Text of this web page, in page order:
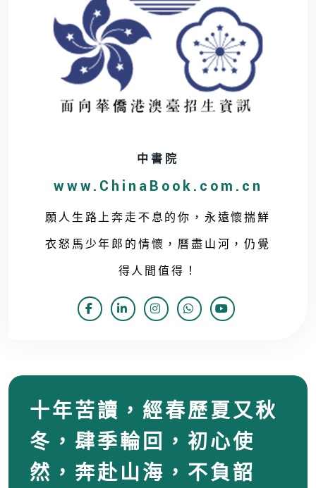
中書院
www.ChinaBook.com.cn
願人生路上奔走不息的你，永遠懷揣鮮
衣怒馬少年郎的情懷，曆盡山河，仍覺
得人間值得！
十年苦讀，經春歷夏又秋
冬，肆季輪回，初心使
然，奔赴山海，不負韶